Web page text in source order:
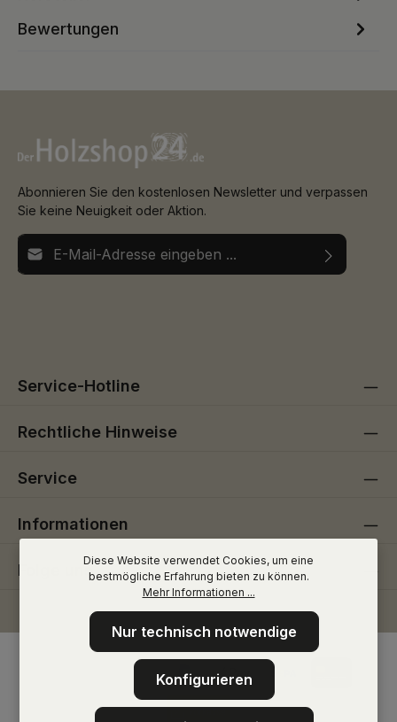
Bewertungen
Abonnieren Sie den kostenlosen Newsletter und verpassen
Sie keine Neuigkeit oder Aktion.
E-Mail-Adresse*
Service-Hotline
Rechtliche Hinweise
Service
Informationen
Folge uns
Diese Website verwendet Cookies, um eine
bestmögliche Erfahrung bieten zu können.
Mehr Informationen ...
Nur technisch notwendige
Konfigurieren